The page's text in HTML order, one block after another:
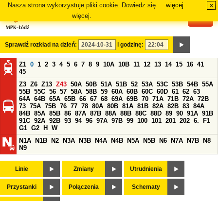
Nasza strona wykorzystuje pliki cookie. Dowiedz się
więcej.
więcej x
Sprawdź rozkład na dzień: i godzinę:
Z1 0 1 2 3 4 5 6 7 8 9 10A 10B 11 12 13 14 15 16 41
45
Z3 Z6 Z13 Z43 50A 50B 51A 51B 52 53A 53C 53B 54B 55A
55B 55C 56 57 58A 58B 59 60A 60B 60C 60D 61 62 63
64A 64B 65A 65B 66 67 68 69A 69B 70 71A 71B 72A 72B
73 75A 75B 76 77 78 80A 80B 81A 81B 82A 82B 83 84A
84B 85A 85B 86 87A 87B 88A 88B 88C 88D 89 90 91A 91B
91C 92A 92B 93 94 96 97A 97B 99 100 101 201 202 6.
F1
G1 G2 H
W
N1A
N1B N2 N3A N3B N4A N4B N5A N5B N6 N7A N7B
N8
N9
Linie Zmiany Utrudnienia
Przystanki Połączenia Schematy